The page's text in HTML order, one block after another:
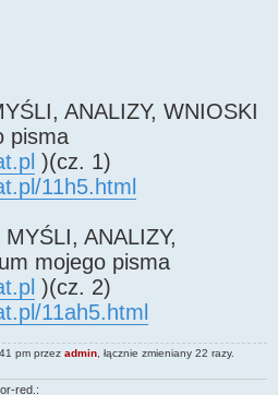
ANALIZY, WNIOSKI
pisma
)(cz. 1)
11h5.html
ANALIZY,
mojego pisma
)(cz. 2)
11ah5.html
pm przez admin , łącznie zmieniany 22 razy.
red.: